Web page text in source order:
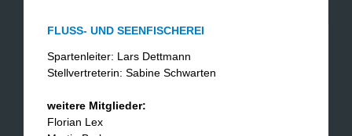
FLUSS- UND SEENFISCHEREI
Spartenleiter: Lars Dettmann
Stellvertreterin: Sabine Schwarten
weitere Mitglieder:
Florian Lex